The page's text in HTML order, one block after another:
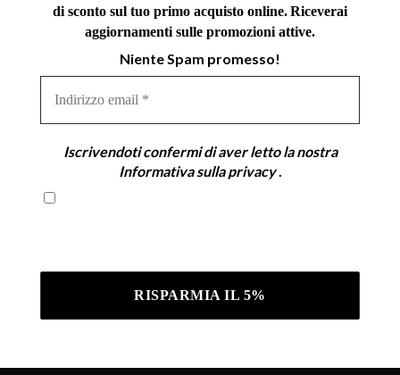
di sconto sul tuo primo acquisto online.Riceverai
aggiornamenti sulle promozioni attive.
Niente Spam promesso!
email
Iscrivendoti confermi di aver letto la nostra
Informativa sulla privacy.